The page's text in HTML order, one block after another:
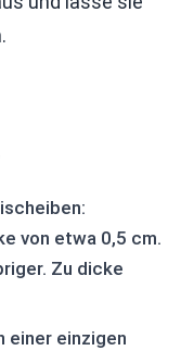
von etwa 0,5 cm.
Zu dicke
einer einzigen